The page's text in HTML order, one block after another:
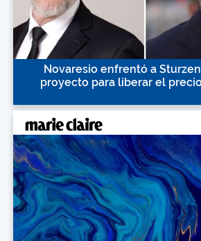
Novaresio enfrentó a
proyecto para liberar el